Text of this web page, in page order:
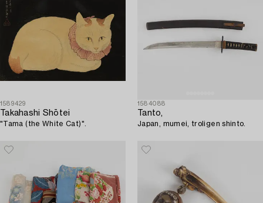
1589429
Takahashi Shōtei
"Tama (the White Cat)".
1584088
Tanto,
Japan, mumei, troligen shinto.